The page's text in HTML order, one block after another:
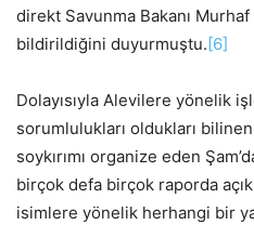
direkt Savunma Bakanı Murhaf
bildirildiğini duyurmuştu. [6]
Dolayısıyla Alevilere yönelik
sorumlulukları oldukları
soykırımı organize eden
birçok defa birçok raporda
isimlere yönelik herhangi bir